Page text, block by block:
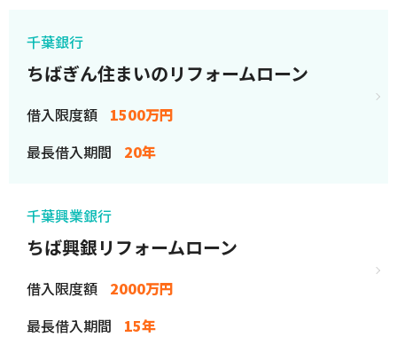
千葉銀行
ちばぎん住まいのリフォームローン
借入限度額
1500万円
最長借入期間
20年
千葉興業銀行
ちば興銀リフォームローン
借入限度額
2000万円
最長借入期間
15年